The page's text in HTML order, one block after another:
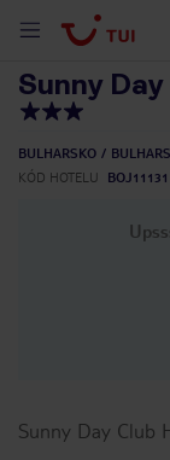
Sunny
BULHARSKO
KÓD HOTELU
BOJ11131
Sunny Day Club